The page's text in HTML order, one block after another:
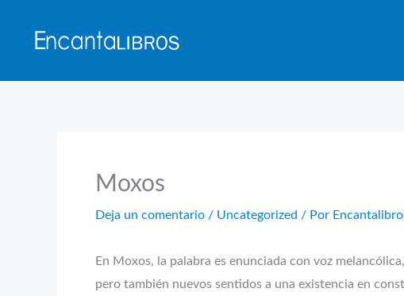
Moxos
Deja un comentario / Uncategorized / Por
En Moxos, la palabra es enunciada con voz
pero también nuevos sentidos a una existencia en